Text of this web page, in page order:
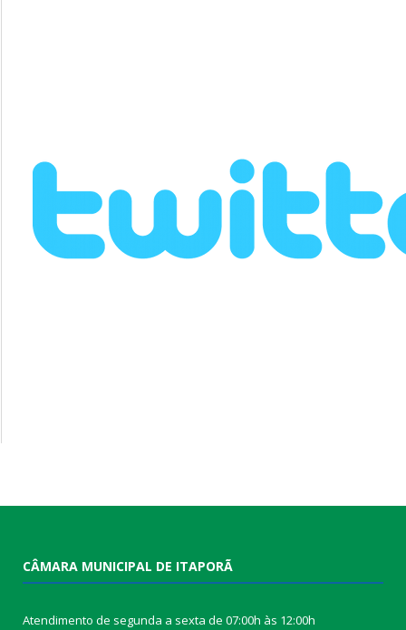
CÂMARA MUNICIPAL DE ITAPORÃ
Atendimento de segunda a sexta de 07:00h às 12:00h